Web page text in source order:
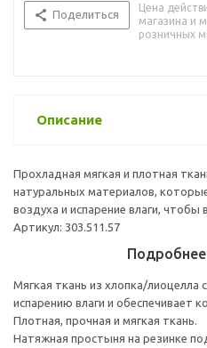
Поделиться
Цена
магазина и
розничных
Описание
Прохладная мягкая и плотная
натуральных материалов,
воздуха и испарение влаги, чтобы
Артикул: 303.511.57
Мягкая ткань из хлопка/лиоцелла
испарению влаги и обеспечивает
Плотная, прочная и мягкая ткань.
Натяжная простыня на резинке